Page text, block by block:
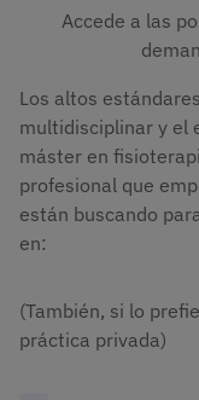
Accede a las
Los altos
multidisciplinar y el
máster en
profesional que
están buscando
en:
(También, si lo
práctica privada)